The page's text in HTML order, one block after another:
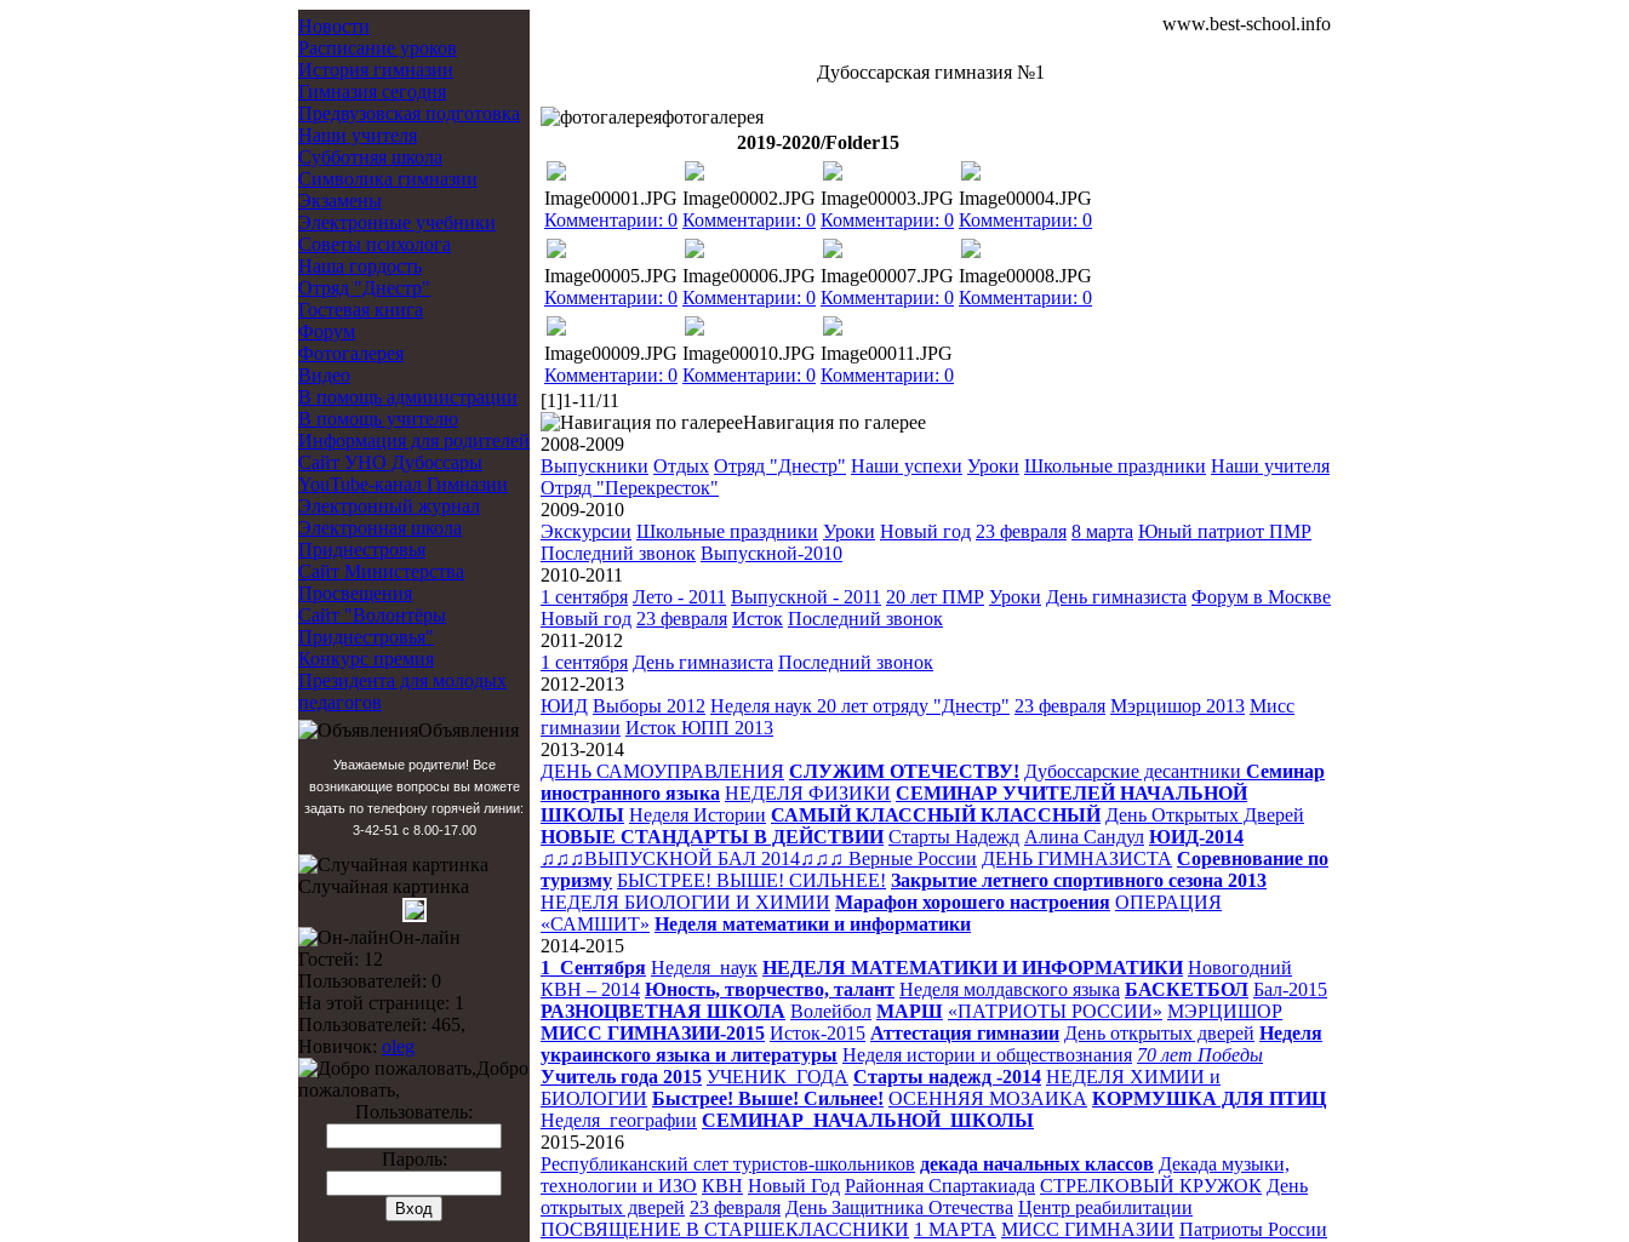
Новости
Расписание уроков
История гимназии
Гимназия сегодня
Предвузовская подготовка
Наши учителя
Субботняя школа
Символика гимназии
Экзамены
Электронные учебники
Советы психолога
Наша гордость
Отряд "Днестр"
Гостевая книга
Форум
Фотогалерея
Видео
В помощь администрации
В помощь учителю
Информация для родителей
Cайт УНО Дубоссары
YouTube-канал Гимназии
Электронный журнал
Электронная школа
Приднестровья
Сайт Министерства
Просвещения
Сайт "Волонтёры
Приднестровья"
Конкурс премия
Президента для молодых
педагогов
Объявления
Уважаемые родители! Все
возникающие вопросы вы можете
задать по телефону горячей линии:
3-42-51 с 8.00-17.00
Случайная картинка
Он-лайн
Гостей: 12
Пользователей: 0
На этой странице: 1
Пользователей: 465,
Новичок: oleg
Добро
пожаловать,
Пользователь:
Пароль:
www.best-school.info
Дубоссарская гимназия №1
фотогалерея
2019-2020/Folder15
Image00001.JPG
Комментарии: 0
Image00002.JPG
Комментарии: 0
Image00003.JPG
Комментарии: 0
Image00004.JPG
Комментарии: 0
Image00005.JPG
Комментарии: 0
Image00006.JPG
Комментарии: 0
Image00007.JPG
Комментарии: 0
Image00008.JPG
Комментарии: 0
Image00009.JPG
Комментарии: 0
Image00010.JPG
Комментарии: 0
Image00011.JPG
Комментарии: 0
[1]1-11/11
Навигация по галерее
2008-2009
Выпускники Отдых Отряд "Днестр" Наши успехи Уроки Школьные праздники Наши учителя
Отряд "Перекресток"
2009-2010
Экскурсии Школьные праздники Уроки Новый год 23 февраля 8 марта Юный патриот ПМР
Последний звонок Выпускной-2010
2010-2011
1 сентября Лето - 2011 Выпускной - 2011 20 лет ПМР Уроки День гимназиста Форум в Москве
Новый год 23 февраля Исток Последний звонок
2011-2012
1 сентября День гимназиста Последний звонок
2012-2013
ЮИД Выборы 2012 Неделя наук 20 лет отряду "Днестр" 23 февраля Мэрцишор 2013 Мисс
гимназии Исток ЮПП 2013
2013-2014
ДЕНЬ САМОУПРАВЛЕНИЯ СЛУЖИМ ОТЕЧЕСТВУ! Дубоссарские десантники Семинар
иностранного языка НЕДЕЛЯ ФИЗИКИ СЕМИНАР УЧИТЕЛЕЙ НАЧАЛЬНОЙ
ШКОЛЫ Неделя Истории САМЫЙ КЛАССНЫЙ КЛАССНЫЙ День Открытых Дверей
НОВЫЕ СТАНДАРТЫ В ДЕЙСТВИИ Старты Надежд Алина Сандул ЮИД-2014
♫♫♫ВЫПУСКНОЙ БАЛ 2014♫♫♫ Верные России ДЕНЬ ГИМНАЗИСТА Соревнование по
туризму БЫСТРЕЕ! ВЫШЕ! СИЛЬНЕЕ! Закрытие летнего спортивного сезона 2013
НЕДЕЛЯ БИОЛОГИИ И ХИМИИ Марафон хорошего настроения ОПЕРАЦИЯ
«САМШИТ» Неделя математики и информатики
2014-2015
1_Сентября Неделя_наук НЕДЕЛЯ МАТЕМАТИКИ И ИНФОРМАТИКИ Новогодний
КВН – 2014 Юность, творчество, талант Неделя молдавского языка БАСКЕТБОЛ Бал-2015
РАЗНОЦВЕТНАЯ ШКОЛА Волейбол МАРШ «ПАТРИОТЫ РОССИИ» МЭРЦИШОР
МИСС ГИМНАЗИИ-2015 Исток-2015 Аттестация гимназии День открытых дверей Неделя
украинского языка и литературы Неделя истории и обществознания 70 лет Победы
Учитель года 2015 УЧЕНИК_ГОДА Старты надежд -2014 НЕДЕЛЯ ХИМИИ и
БИОЛОГИИ Быстрее! Выше! Сильнее! ОСЕННЯЯ МОЗАИКА КОРМУШКА ДЛЯ ПТИЦ
Неделя_географии СЕМИНАР_НАЧАЛЬНОЙ_ШКОЛЫ
2015-2016
Республиканский слет туристов-школьников декада начальных классов Декада музыки,
технологии и ИЗО КВН Новый Год Районная Спартакиада СТРЕЛКОВЫЙ КРУЖОК День
открытых дверей 23 февраля День Защитника Отечества Центр реабилитации
ПОСВЯЩЕНИЕ В СТАРШЕКЛАССНИКИ 1 МАРТА МИСС ГИМНАЗИИ Патриоты России